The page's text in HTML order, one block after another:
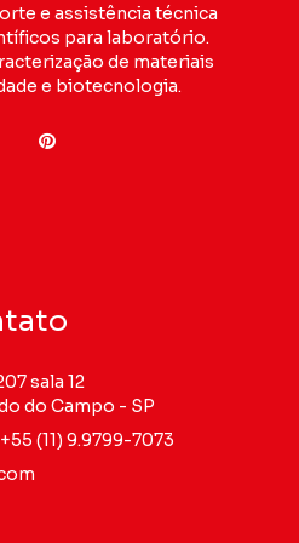
e assistência técnica
para laboratório.
de materiais
e biotecnologia.
sala 12
do Campo - SP
+55 (11) 9.9799-7073